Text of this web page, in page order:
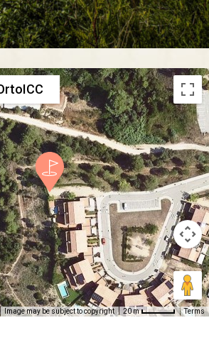
Image may be subject to copyright 20 m Terms